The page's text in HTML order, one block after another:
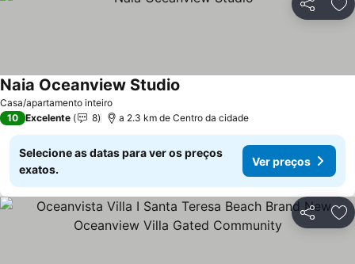
Partilhar
Casa/apartamento inteiro
Naia Oceanview Studio
10 Excelente 8 a 2.3 km de Centro da cidade
Selecione as datas para ver os preços
exatos.
Ver preços
Partilhar